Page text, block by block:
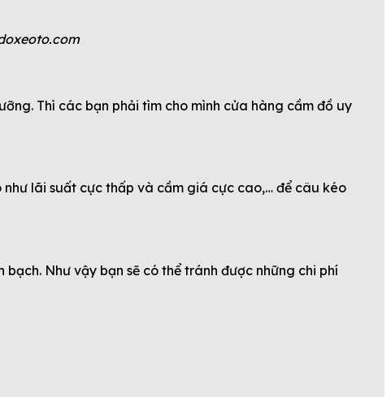
Thì các bạn phải tìm cho mình cửa hàng cầm đồ uy
như lãi suất cực thấp và cầm giá cực cao,… để câu kéo
Như vậy bạn sẽ có thể tránh được những chi phí